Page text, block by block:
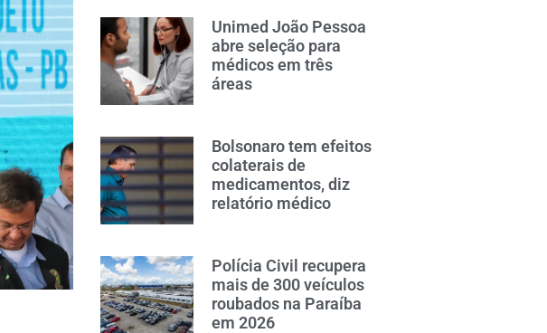
Unimed João Pessoa
abre seleção para
médicos em três
áreas
Bolsonaro tem efeitos
colaterais de
medicamentos, diz
relatório médico
Polícia Civil recupera
mais de 300 veículos
roubados na Paraíba
em 2026